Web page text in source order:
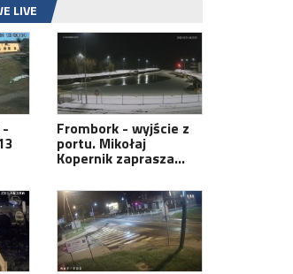
LIVE
Frombork - wyjście z
portu. Mikołaj
Kopernik zaprasza…